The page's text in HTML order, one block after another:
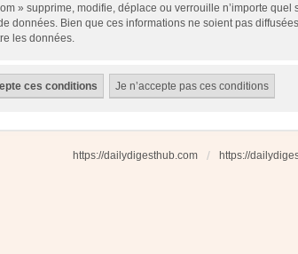
» supprime, modifie, déplace ou verrouille n’importe
Bien que ces informations ne soient pas
les données.
https://dailydigesthub.com https://